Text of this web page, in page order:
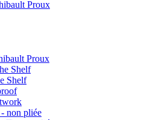
Proux
Proux
Shelf
Shelf
non pliée